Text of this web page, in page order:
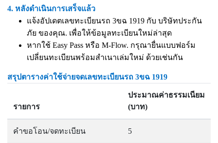
4. หลังดำเนินการเสร็จแล้ว
แจ้งอัปเดตเลขทะเบียนรถ 3ขฉ 1919 กับ บริษัทประกัน
ภัย ของคุณ. เพื่อให้ข้อมูลทะเบียนใหม่ล่าสุด
หากใช้ Easy Pass หรือ M-Flow. กรุณายื่นแบบฟอร์ม
เปลี่ยนทะเบียนพร้อมสำเนาเล่มใหม่ ด้วยเช่นกัน
สรุปตารางค่าใช้จ่ายจดเลขทะเบียนรถ 3ขฉ 1919
รายการ
ประมาณค่าธรรมเนียม
(บาท)
คำขอโอน/จดทะเบียน 5